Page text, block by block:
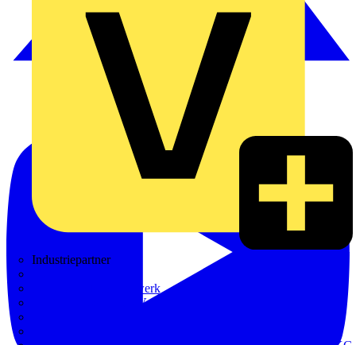
Industriepartner
de - das Elektrohandwerk
ETIM Deutschland eV